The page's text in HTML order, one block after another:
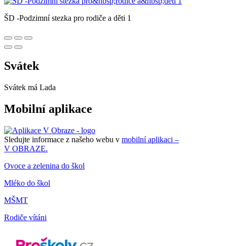
ŠD -Podzimní stezka pro rodiče a děti 1
Svátek
Svátek má Lada
Mobilní aplikace
Sledujte informace z našeho webu v mobilní aplikaci –
V OBRAZE.
Ovoce a zelenina do škol
Mléko do škol
MŠMT
Rodiče vítáni